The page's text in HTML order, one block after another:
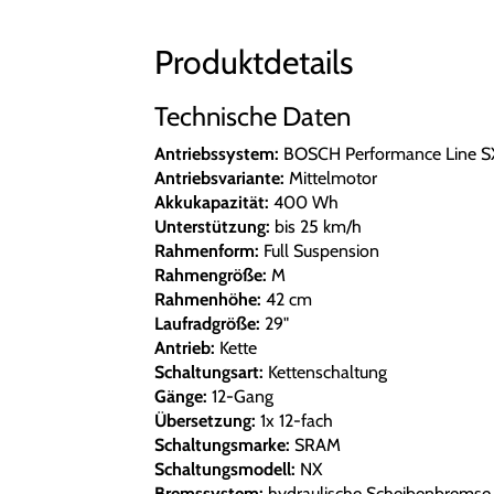
Produktdetails
Technische Daten
Antriebssystem: BOSCH Performance Line
Antriebsvariante: Mittelmotor
Akkukapazität: 400 Wh
Unterstützung: bis 25 km/h
Rahmenform: Full Suspension
Rahmengröße: M
Rahmenhöhe: 42 cm
Laufradgröße: 29"
Antrieb: Kette
Schaltungsart: Kettenschaltung
Gänge: 12-Gang
Übersetzung: 1x 12-fach
Schaltungsmarke: SRAM
Schaltungsmodell: NX